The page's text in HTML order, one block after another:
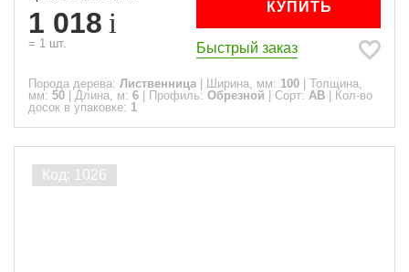
1 018
= 1 шт.
КУПИТЬ
Быстрый заказ
Порода дерева: Лиственница Ширина, мм: 100
Толщина,
мм: 50 Длина, м: 6 Профиль: Обрезной Сорт: АВ
Кол-во
досок в упаковке: 1